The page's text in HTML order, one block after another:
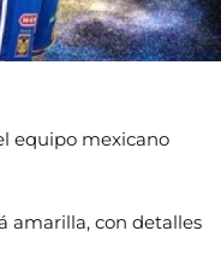
equipo mexicano
amarilla, con detalles